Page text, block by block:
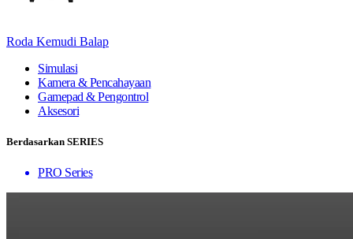
Roda Kemudi Balap
Simulasi
Kamera & Pencahayaan
Gamepad & Pengontrol
Aksesori
Berdasarkan SERIES
PRO Series